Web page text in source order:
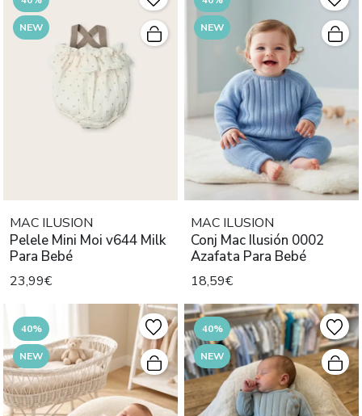
NEW
MAC ILUSION
Pelele Mini Moi v644 Milk
Para Bebé
23,99€
NEW
MAC ILUSION
Conj Mac Ilusión 0002
Azafata Para Bebé
18,59€
40%
NEW
40%
NEW